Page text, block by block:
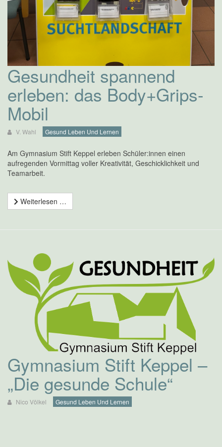
Gesundheit spannend
erleben: das Body+Grips-
Mobil
V. Wahl Gesund Leben Und Lernen
Am Gymnasium Stift Keppel erleben Schüler:innen einen
aufregenden Vormittag voller Kreativität, Geschicklichkeit und
Teamarbeit.
Weiterlesen …
Gymnasium Stift Keppel –
„Die gesunde Schule“
Nico Völkel Gesund Leben Und Lernen